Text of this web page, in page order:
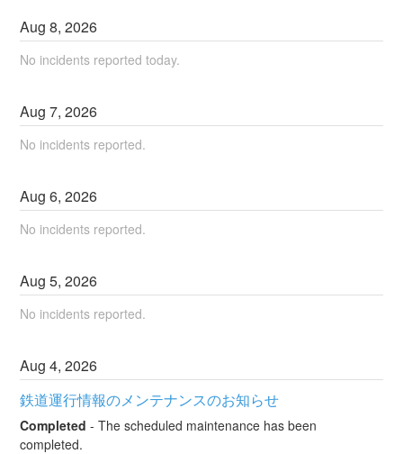
Aug8,2026
No incidents reported today.
Aug7,2026
No incidents reported.
Aug6,2026
No incidents reported.
Aug5,2026
No incidents reported.
Aug4,2026
鉄道運行情報のメンテナンスのお知らせ
Completed -The scheduled maintenance has been
completed.